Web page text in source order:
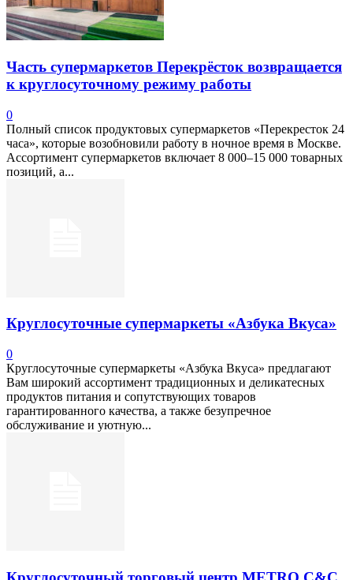
Часть супермаркетов Перекрёсток возвращается
к круглосуточному режиму работы
0
Полный список продуктовых супермаркетов «Перекресток 24
часа», которые возобновили работу в ночное время в Москве.
Ассортимент супермаркетов включает 8 000–15 000 товарных
позиций, а...
Круглосуточные супермаркеты «Азбука Вкуса»
0
Круглосуточные супермаркеты «Азбука Вкуса» предлагают
Вам широкий ассортимент традиционных и деликатесных
продуктов питания и сопутствующих товаров
гарантированного качества, а также безупречное
обслуживание и уютную...